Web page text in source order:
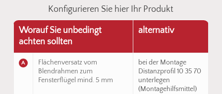
Konfigurieren Sie hier Ihr Produkt
Worauf Sie unbedingt
achten sollten
alternativ
A
Flächenversatz vom
Blendrahmen zum
Fensterflügel mind. 5 mm
bei der Montage
Distanzprofil 10 35 70
unterlegen
(Montagehilfsmittel)